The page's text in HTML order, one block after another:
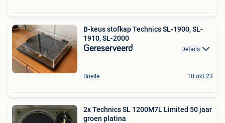
B-keus stofkap Technics SL-1900, SL-
1910, SL-2000
Gereserveerd Details
Brielle 10 okt 23
2x Technics SL 1200M7L Limited 50 jaar
groen platina